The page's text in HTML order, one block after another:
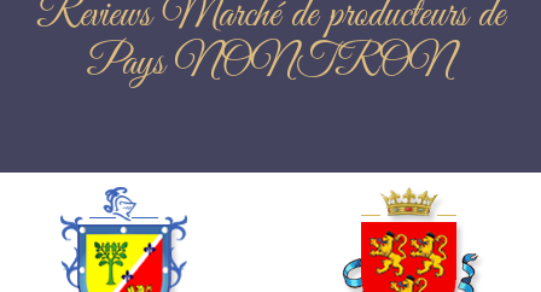
Reviews Marché de producteurs de
Pays NONTRON